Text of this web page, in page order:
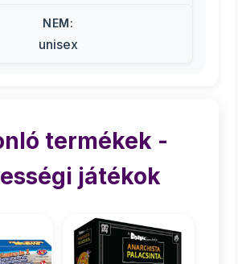
NEM:
unisex
termékek -
játékok